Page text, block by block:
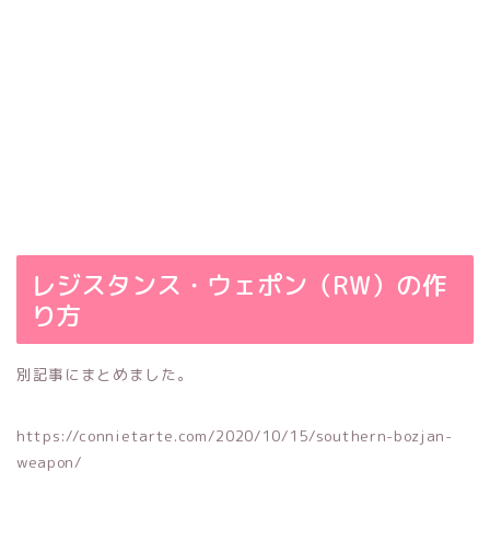
レジスタンス・ウェポン（RW）の作
り方
別記事にまとめました。
https://connietarte.com/2020/10/15/southern-bozjan-
weapon/